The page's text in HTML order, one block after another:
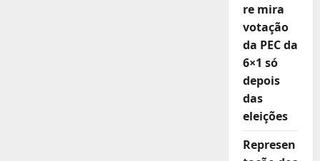
re mira
votação
da PEC da
6×1 só
depois
das
eleições
Represen